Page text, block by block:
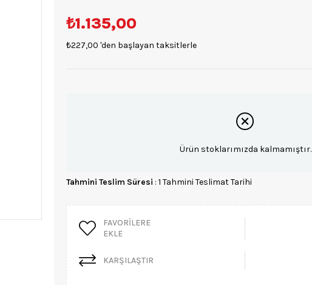
₺1.135,00
₺227,00 'den başlayan taksitlerle
Ürün stoklarımızda kalmamıştır.
Tahmini Teslim Süresi : 1 Tahmini Teslimat Tarihi
FAVORILERE
EKLE
KARŞILAŞTIR